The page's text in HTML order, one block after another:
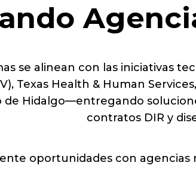
se alinean con las iniciativas
Texas Health & Human
Hidalgo—entregando
contratos DIR y
oportunidades con agencias